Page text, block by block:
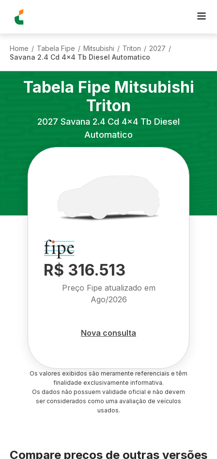
Home / Tabela Fipe / Mitsubishi / Triton / 2027 /
Savana 2.4 Cd 4x4 Tb Diesel Automatico
Tabela Fipe Mitsubishi
Triton
2027 Savana 2.4 Cd 4x4 Tb Diesel
Automatico
R$ 316.513
Preço Fipe atualizado em
Ago/2026
Nova consulta
Os valores exibidos são meramente referenciais e têm
finalidade exclusivamente informativa.
Os dados não possuem validade oficial e não devem
ser considerados como uma avaliação de veículos
usados.
Compare preços de outras versões